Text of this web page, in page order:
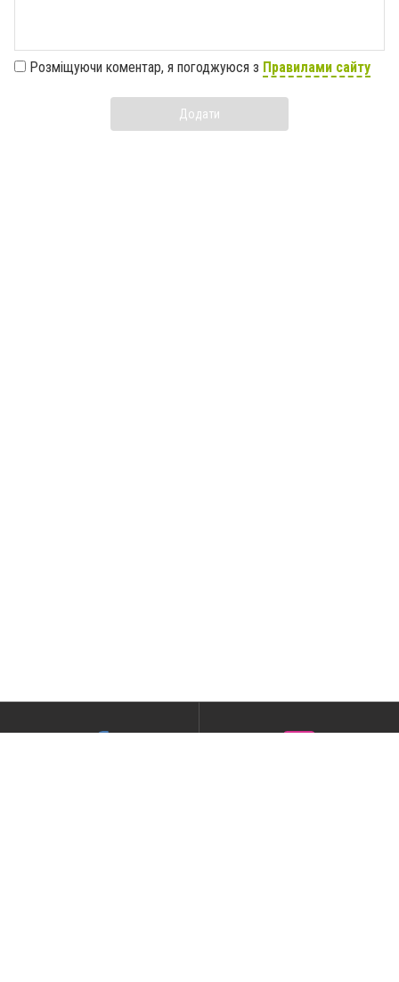
Розміщуючи коментар, я погоджуюся з Правилами сайту
Додати